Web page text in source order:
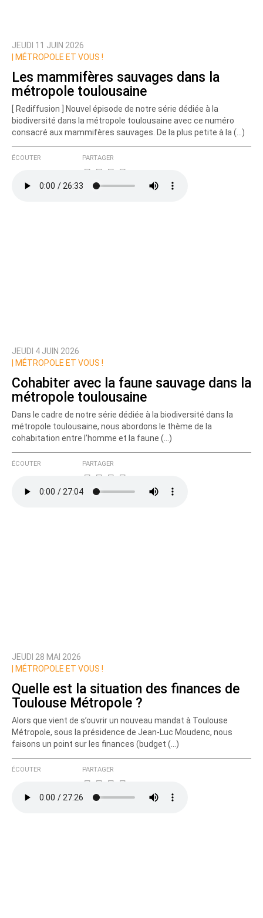
JEUDI 11 JUIN 2026
MÉTROPOLE ET VOUS !
Les mammifères sauvages dans la
métropole toulousaine
[ Rediffusion ] Nouvel épisode de notre série dédiée à la
biodiversité dans la métropole toulousaine avec ce numéro
consacré aux mammifères sauvages. De la plus petite à la (…)
ÉCOUTER PARTAGER
JEUDI 4 JUIN 2026
MÉTROPOLE ET VOUS !
Cohabiter avec la faune sauvage dans la
métropole toulousaine
Dans le cadre de notre série dédiée à la biodiversité dans la
métropole toulousaine, nous abordons le thème de la
cohabitation entre l’homme et la faune (…)
ÉCOUTER PARTAGER
JEUDI 28 MAI 2026
MÉTROPOLE ET VOUS !
Quelle est la situation des finances de
Toulouse Métropole ?
Alors que vient de s’ouvrir un nouveau mandat à Toulouse
Métropole, sous la présidence de Jean-Luc Moudenc, nous
faisons un point sur les finances (budget (…)
ÉCOUTER PARTAGER